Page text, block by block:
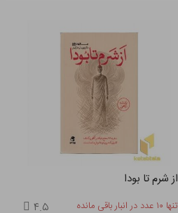
از شرم تا بودا
تنها ۱۰ عدد در انبار باقی مانده ۴.۵